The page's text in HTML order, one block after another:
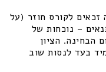
זכאים לקורס חוזר (על
– נוכחות של
הבחינה. הציון
בעד לנסות שוב